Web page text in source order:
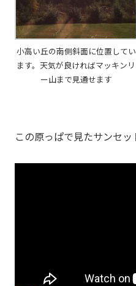
小高い丘の南側斜面に位置してい
ます。天気が良ければマッキンリ
ー山まで見通せます
この原っぱで見たサンセッ